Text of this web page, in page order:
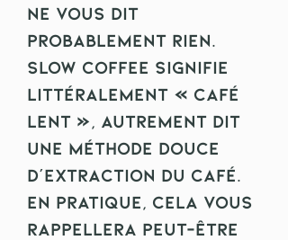
ne vous dit
probablement rien.
Slow Coffee signifie
littéralement « café
lent », autrement dit
une méthode douce
d’extraction du café.
En pratique, cela vous
rappellera peut-être